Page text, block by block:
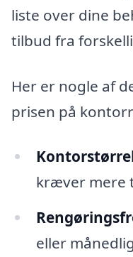
liste over dine
tilbud fra
Her er nogle af
prisen på
kræver mere
eller